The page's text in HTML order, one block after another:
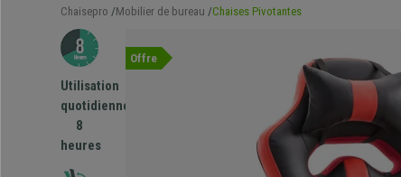
Chaisepro Mobilier de bureau Chaises Pivotantes
Utilisation
quotidienne
8
heures
Offre